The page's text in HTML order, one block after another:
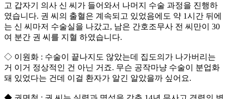
고 갑자기 의사 신 씨가 들어와서 나머지 수술 과정을 진행하
였습니다. 권 씨의 출혈은 계속되고 있었음에도 약 1시간 뒤에
는 신 씨마저 수술실을 나갔고, 남은 간호조무사 전 씨만이 30
여 분간 권 씨를 지혈 하였습니다.
◇ 이원화 : 수술이 끝나지도 않았는데 집도의가 나가버리는
거 이거 정상적인 건 아닌 거죠. 무슨 공작마냥 수술이 분업화
돼 있었다는 건데 이걸 환자가 알긴 알았을까 싶어요.